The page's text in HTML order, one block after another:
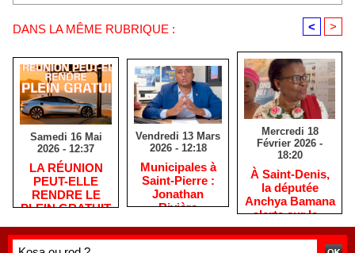
DANS LA MÊME RUBRIQUE : < >
Samedi 16 Mai
2026 - 12:37
​LA RÉUNION
PEUT-ELLE
RENDRE LE
PLEIN GRATUIT
Vendredi 13 Mars
2026 - 12:18
​Municipales à
Saint-Pierre :
Jonathan
Rivière
habitants après
Mercredi 18
Février 2026 -
18:20
​À Saint-Denis,
la députée
Anchya Bamana
alerte sur la «
double peine »
vécue par